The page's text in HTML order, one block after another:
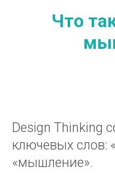
Что
Design Thinking
ключевых слов:
«мышление».